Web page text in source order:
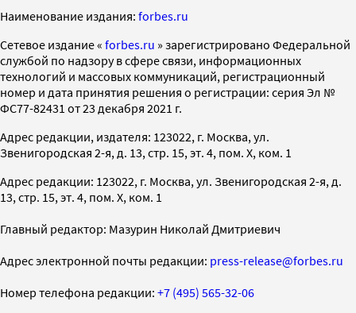
Наименование издания: forbes.ru
Cетевое издание « forbes.ru » зарегистрировано Федеральной
службой по надзору в сфере связи, информационных
технологий и массовых коммуникаций, регистрационный
номер и дата принятия решения о регистрации: серия Эл №
ФС77-82431 от 23 декабря 2021 г.
Адрес редакции, издателя: 123022, г. Москва, ул.
Звенигородская 2-я, д. 13, стр. 15, эт. 4, пом. X, ком. 1
Адрес редакции: 123022, г. Москва, ул. Звенигородская 2-я, д.
13, стр. 15, эт. 4, пом. X, ком. 1
Главный редактор: Мазурин Николай Дмитриевич
Адрес электронной почты редакции: press-release@forbes.ru
Номер телефона редакции: +7 (495) 565-32-06